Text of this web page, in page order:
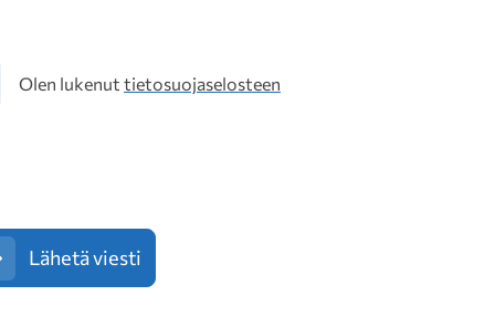
Olen lukenut tietosuojaselosteen
Lähetä viesti